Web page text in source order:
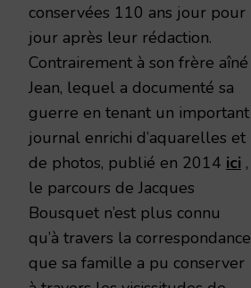
conservées 110 ans jour pour
jour après leur rédaction.
Contrairement à son frère aîné
Jean, lequel a documenté sa
guerre en tenant un important
journal enrichi d’aquarelles et
de photos, publié en 2014 ici ,
le parcours de Jacques
Bousquet n’est plus connu
qu’à travers la correspondance
que sa famille a pu conserver